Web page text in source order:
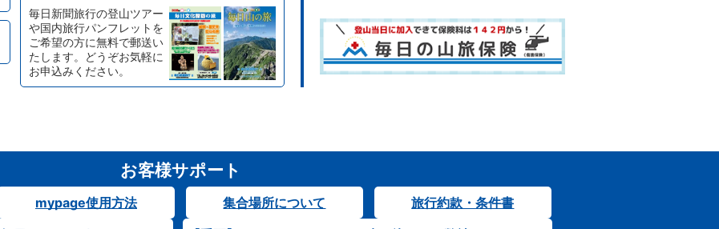
毎日新聞旅行の登山ツアー
や国内旅行パンフレットを
ご希望の方に無料で郵送い
たします。どうぞお気軽に
お申込みください。
お客様サポート
mypage使用方法 集合場所について
旅行約款・条件書